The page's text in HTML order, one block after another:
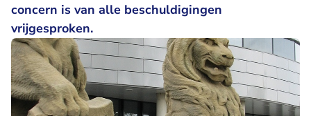
concern is van alle beschuldigingen
vrijgesproken.